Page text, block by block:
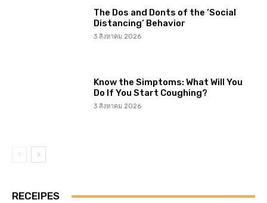
The Dos and Donts of the ‘Social
Distancing’ Behavior
3 สิงหาคม 2026
Know the Simptoms: What Will You
Do If You Start Coughing?
3 สิงหาคม 2026
RECEIPES